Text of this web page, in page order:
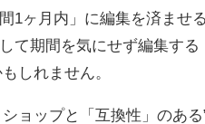
1ヶ月内 」に編集を済ませる
て期間を気にせず編集する
しれません。
ョップと「互換性」のある